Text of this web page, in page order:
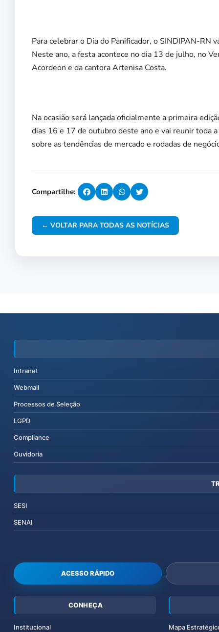
Para celebrar o Dia do Panificador, o SINDIPAN-RN
Neste ano, a festa acontece no dia 13 de julho, no
Acordeon e da cantora Artenisa Costa.
Na ocasião será lançada oficialmente a primeira
dias 16 e 17 de outubro deste ano e vai reunir toda
sobre as tendências de mercado e rodadas de
Compartilhe:
← VOLTAR PARA TODAS AS NOTÍCIAS
Intranet
Webmail
Processos de Seleção
LGPD
Compliance
Ouvidoria
SESI
SENAI
ACESSO RÁPIDO
CONHEÇA
Institucional Mapa